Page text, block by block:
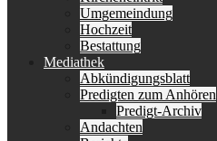
Umgemeindung
Hochzeit
Bestattung
Mediathek
Abkündigungsblatt
Predigten zum Anhören
Predigt-Archiv
Andachten